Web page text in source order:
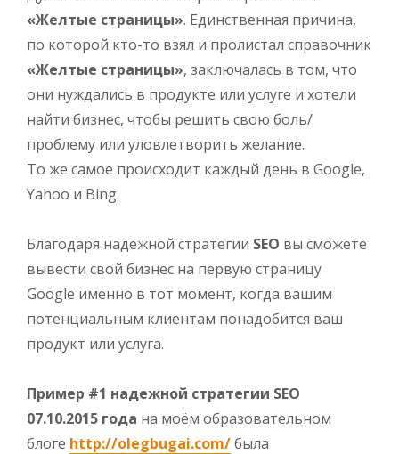
«Желтые страницы». Единственная причина,
по которой кто-то взял и пролистал справочник
«Желтые страницы», заключалась в том, что
они нуждались в продукте или услуге и хотели
найти бизнес, чтобы решить свою боль/
проблему или уловлетворить желание.
То же самое происходит каждый день в Google,
Yahoo и Bing.
Благодаря надежной стратегии SEO вы сможете
вывести свой бизнес на первую страницу
Google именно в тот момент, когда вашим
потенциальным клиентам понадобится ваш
продукт или услуга.
Пример #1 надежной стратегии SEO
07.10.2015 года на моём образовательном
блоге http://olegbugai.com/была